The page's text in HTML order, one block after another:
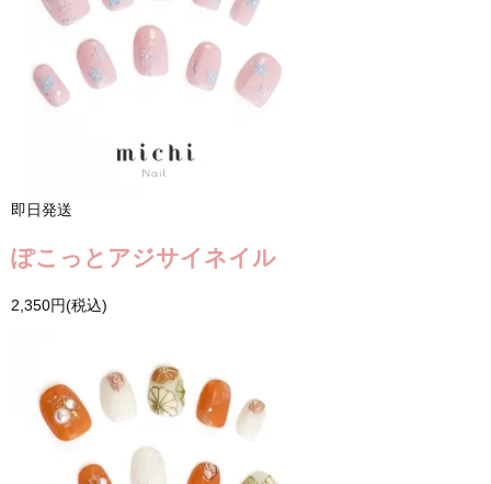
即日発送
ぽこっとアジサイネイル
2,350円(税込)